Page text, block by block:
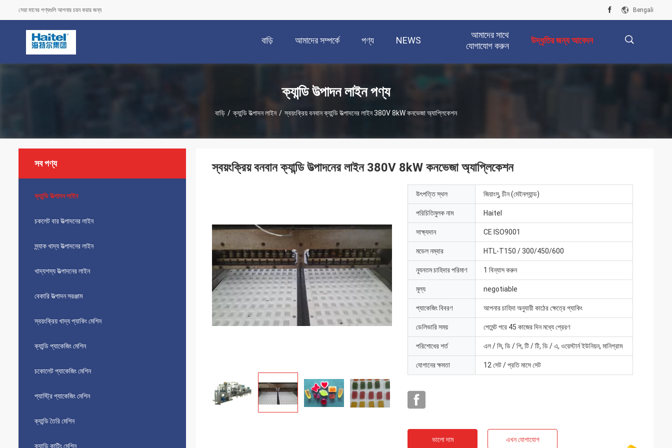
সেরা মানের পণ্যগুলি আপনার চয়ন করার জন্য Bengali
বাড়ি আমাদের সম্পর্কে পণ্য NEWS
আমাদের সাথে
যোগাযোগ করুন
উদ্ধৃতির জন্য আবেদন
ক্যান্ডি উত্পাদন লাইন পণ্য
বাড়ি / ক্যান্ডি উত্পাদন লাইন / স্বয়ংক্রিয় বনবান ক্যান্ডি উত্পাদনের লাইন 380V 8kW কনভেজা অ্যাপ্লিকেশন
সব পণ্য
ক্যান্ডি উত্পাদন লাইন
চকলেট বার উত্পাদনের লাইন
স্ন্যাক খাদ্য উত্পাদনের লাইন
খাদ্যশস্য উত্পাদনের লাইন
বেকারি উত্পাদন সরঞ্জাম
স্বয়ংক্রিয় খাদ্য প্যাকিং মেশিন
ক্যান্ডি প্যাকেজিং মেশিন
চকোলেট প্যাকেজিং মেশিন
প্যাস্ট্রি প্যাকেজিং মেশিন
ক্যান্ডি তৈরি মেশিন
ক্যান্ডি কাটিং মেশিন
স্বয়ংক্রিয় বনবান ক্যান্ডি উত্পাদনের লাইন 380V 8kW কনভেজা অ্যাপ্লিকেশন
উৎপত্তি স্থল জিয়াংসু, চীন (মেইনল্যান্ড)
পরিচিতিমুলক নাম Haitel
সাক্ষ্যদান CE ISO9001
মডেল নম্বার HTL-T150 / 300/450/600
ন্যূনতম চাহিদার পরিমাণ 1 বিন্যাস করুন
মূল্য negotiable
প্যাকেজিং বিবরণ আপনার চাহিদা অনুযায়ী কাঠের ক্ষেত্রে প্যাকিং
ডেলিভারি সময় পেমেন্ট পরে 45 কাজের দিন মধ্যে প্রেরণ
পরিশোধের শর্ত এল / সি, ডি / পি, টি / টি, ডি / এ, ওয়েস্টার্ন ইউনিয়ন, মানিগ্রাম
যোগানের ক্ষমতা 12 সেট / প্রতি মাসে সেট
ভালো দাম এখন যোগাযোগ